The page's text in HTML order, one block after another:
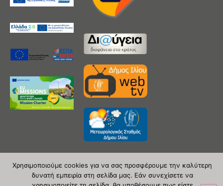
Copyright 2020 © Δήμος Ιλίου
Χρησιμοποιούμε cookies για να σας προσφέρουμε την καλύτερη
δυνατή εμπειρία στη σελίδα μας. Εάν συνεχίσετε να